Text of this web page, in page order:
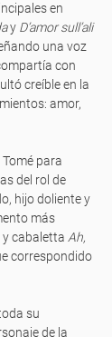
en
y D’amor sull’ali
una voz
con
creíble en la
amor,
para
del rol de
hijo doliente y
más
y cabaletta Ah,
correspondido
su
de la